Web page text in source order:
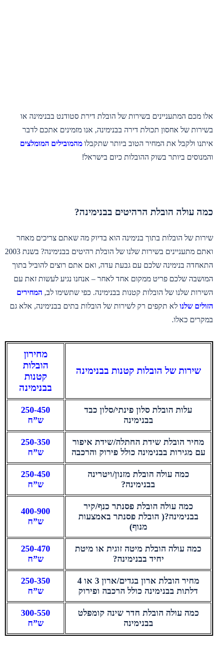
אלו מכם המתעניינים בשירות של הובלת דירת סטודנט בבנימינה או
בשירות של אחסון תכולת דירה בבנימינה, אנו מזמינים אתכם לדבר
איתנו ולקבל את המחיר הטוב ביותר שתקבלו מהמובילים המומלצים
והמנוסים ביותר בשוק ההובלות כיום בישראל!
כמה עולה הובלת הרהיטים בבנימינה?
שירות של הובלות בתוך בנימינה הוא בדיוק מה שאתם צריכים מאחר
ואתם מתעניינים בשירות שלנו של הובלת רהיטים בבנימינה? בשנת 2003
התאחדה בנימינה שלכם עם גבעת עדה, ואם אתם רוצים להוביל בתוך
המושבה שלכם פריט ממקום אחד לאחר – אנחנו נגיע לעשות זאת עם
השירות שלנו של הובלות קטנות בבנימינה. כפי שתשימו לב, המחירים
הזולים שלנו לא תקפים רק לשירות של הובלות בתים בבנימינה, אלא גם
במקרים כאלו.
שירות של הובלות קטנות בבנימינה
מחירון
הובלות
קטנות
בבנימינה
עלות הובלת סלון פינתי/סלון כבד
בבנימינה
250-450
ש”ח
מחיר הובלת שידת החתלה/שידת איפור
עם מגירות בבנימינה כולל פירוק והרכבה
250-350
ש”ח
כמה עולה הובלת מזנון/ויטרינה
בבנימינה?
250-450
ש”ח
כמה עולה הובלת פסנתר כנף/קיר
בבנימינה?( הובלת פסנתר באמצעות
מנוף)
400-900
ש”ח
כמה עולה הובלת מיטה זוגית או מיטת
יחיד בבנימינה?
250-470
ש”ח
מחיר הובלת ארון בגדים/ארון 3 או 4
דלתות בבנימינה כולל הרכבה ופירוק
250-350
ש”ח
כמה עולה הובלת חדר שינה קומפלט
בבנימינה
300-550
ש”ח